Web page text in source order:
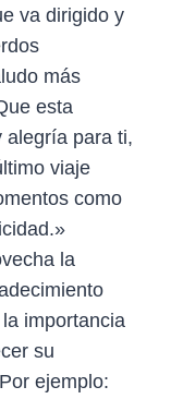
va dirigido y
más
esta
alegría para ti,
viaje
como
la
importancia
su
ejemplo: